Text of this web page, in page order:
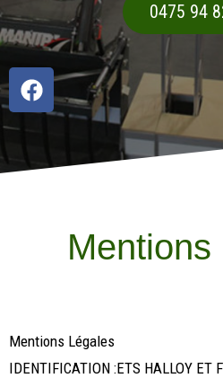
0475 94
Mentions
Mentions Légales
IDENTIFICATION :ETS HALLOY ET